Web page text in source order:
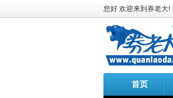
您好 欢迎来到券老大!
首页